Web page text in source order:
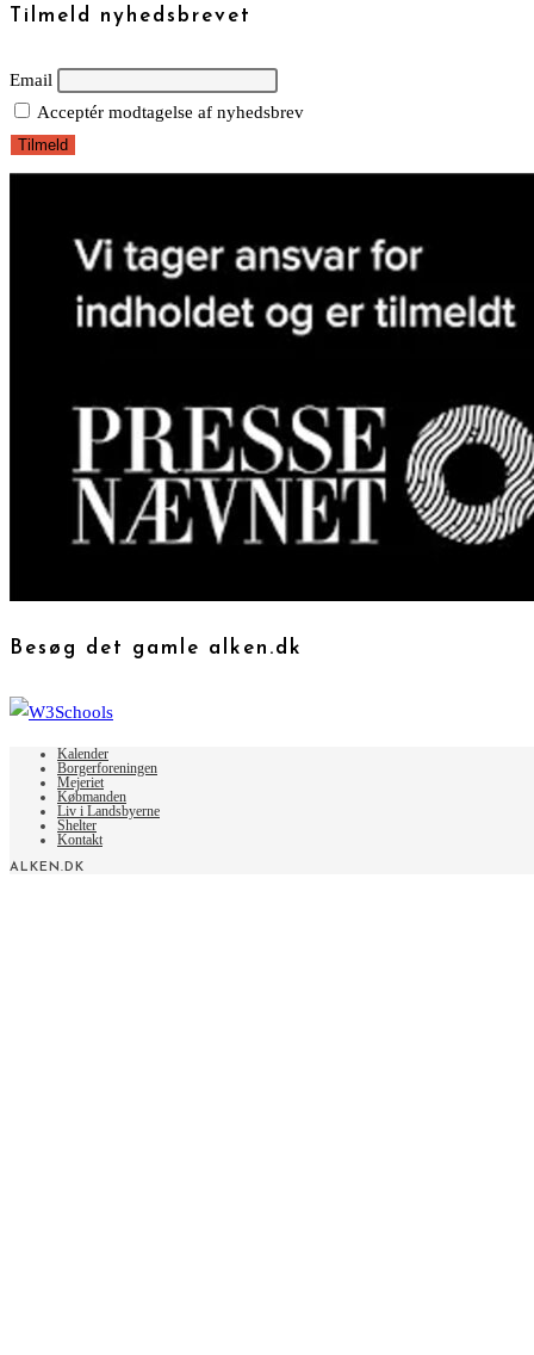
Tilmeld nyhedsbrevet
Email
Acceptér modtagelse af nyhedsbrev
Besøg det gamle alken.dk
Kalender
Borgerforeningen
Mejeriet
Købmanden
Liv i Landsbyerne
Shelter
Kontakt
ALKEN.DK